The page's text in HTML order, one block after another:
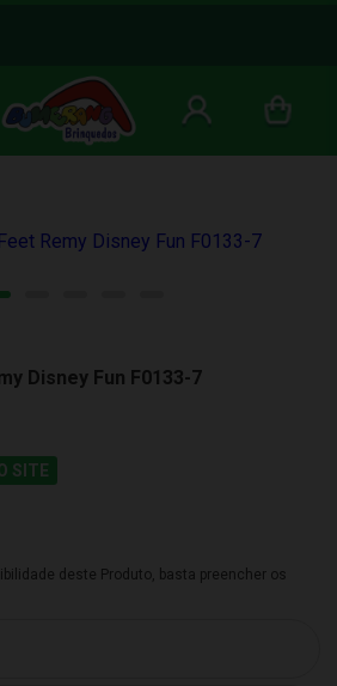
Disney Fun F0133-7
SITE
deste Produto, basta preencher os